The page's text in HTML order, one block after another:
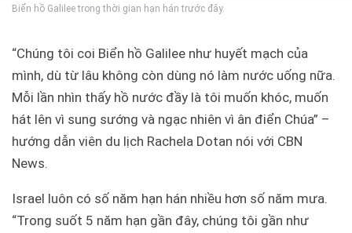
Biển hồ Galilee trong thời gian hạn hán trước đây.
“Chúng tôi coi Biển hồ Galilee như huyết mạch của
mình, dù từ lâu không còn dùng nó làm nước uống nữa.
Mỗi lần nhìn thấy hồ nước đầy là tôi muốn khóc, muốn
hát lên vì sung sướng và ngạc nhiên vì ân điển Chúa” –
hướng dẫn viên du lịch Rachela Dotan nói với CBN
News.
Israel luôn có số năm hạn hán nhiều hơn số năm mưa.
“Trong suốt 5 năm hạn gần đây, chúng tôi gần như